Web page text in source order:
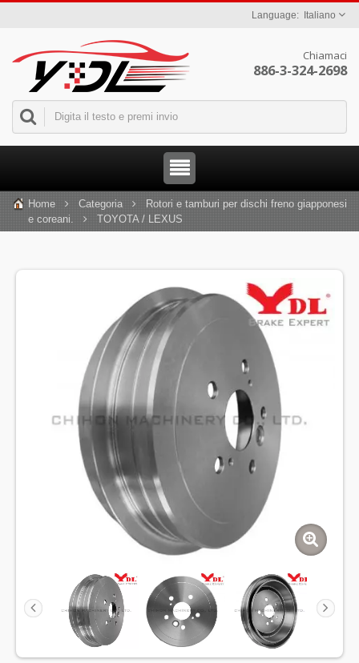
Italiano
Chiamaci
886-3-324-2698
Home Categoria
Rotori e tamburi per dischi freno giapponesi
e coreani.
TOYOTA / LEXUS